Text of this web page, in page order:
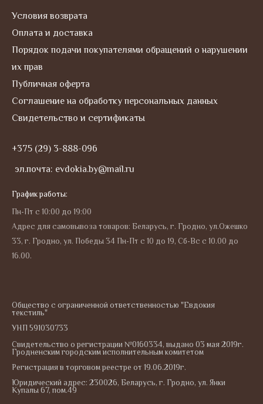
Условия возврата
Оплата и доставка
Порядок подачи покупателями обращений о нарушении
их прав
Публичная оферта
Соглашение на обработку персональных данных
Свидетельство и сертификаты
+375 (29) 3-888-096
эл.почта: evdokia.by@mail.ru
График работы:
Пн-Пт с 10:00 до 19:00
Адрес для самовывоза товаров: Беларусь, г. Гродно, ул.Ожешко
33, г. Гродно, ул. Победы 34 Пн-Пт с 10 до 19, Сб-Вс с 10.00 до
16.00.
Общество с ограниченной ответственностью "Евдокия
текстиль"
УНП 591030733
Свидетельство о регистрации №0160334, выдано 03 мая 2019г.
Гродненским городским исполнительным комитетом
Регистрация в торговом реестре от 19.06.2019г.
Юридический адрес: 230026, Беларусь, г. Гродно, ул. Янки
Купалы 67, пом.49